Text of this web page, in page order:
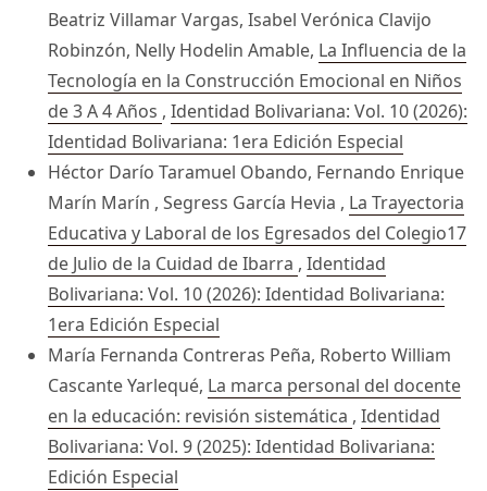
Beatriz Villamar Vargas, Isabel Verónica Clavijo
Robinzón, Nelly Hodelin Amable, La Influencia de la
Tecnología en la Construcción Emocional en Niños
de 3 A 4 Años , Identidad Bolivariana: Vol. 10 (2026):
Identidad Bolivariana: 1era Edición Especial
Héctor Darío Taramuel Obando, Fernando Enrique
Marín Marín , Segress García Hevia , La Trayectoria
Educativa y Laboral de los Egresados del Colegio17
de Julio de la Cuidad de Ibarra , Identidad
Bolivariana: Vol. 10 (2026): Identidad Bolivariana:
1era Edición Especial
María Fernanda Contreras Peña, Roberto William
Cascante Yarlequé, La marca personal del docente
en la educación: revisión sistemática , Identidad
Bolivariana: Vol. 9 (2025): Identidad Bolivariana:
Edición Especial